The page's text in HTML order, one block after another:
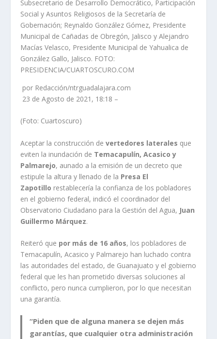
Subsecretario de Desarrollo Democrático, Participación
Social y Asuntos Religiosos de la Secretaría de
Gobernación; Reynaldo González Gómez, Presidente
Municipal de Cañadas de Obregón, Jalisco y Alejandro
Macías Velasco, Presidente Municipal de Yahualica de
González Gallo, Jalisco. FOTO:
PRESIDENCIA/CUARTOSCURO.COM
por Redacción/ntrguadalajara.com
23 de Agosto de 2021, 18:18 –
(Foto: Cuartoscuro)
Aceptar la construcción devertedores laterales que
eviten la inundación de Temacapulín, Acasico y
Palmarejo, aunado a la emisión de un decreto que
estipule la altura y llenado de la Presa El
Zapotillo restablecería la confianza de los pobladores
en el gobierno federal, indicó el coordinador del
Observatorio Ciudadano para la Gestión del Agua, Juan
Guillermo Márquez.
Reiteró que por más de 16 años, los pobladores de
Temacapulín, Acasico y Palmarejo han luchado contra
las autoridades del estado, de Guanajuato y el gobierno
federal que les han prometido diversas soluciones al
conflicto, pero nunca cumplieron, por lo que necesitan
una garantía.
“Piden que de alguna manera se dejen más
garantías, que cualquier otra administración